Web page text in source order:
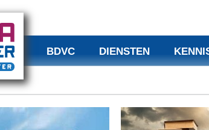
BDVC DIENSTEN